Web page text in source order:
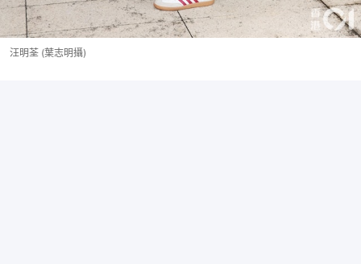
汪明荃 (葉志明攝)